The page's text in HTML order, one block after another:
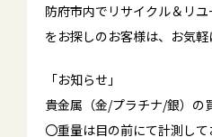
防府市内でリサイクル＆リユ
をお探しのお客様は、お気軽
「お知らせ」
貴金属（金/プラチナ/銀）の
〇重量は目の前にて計測し